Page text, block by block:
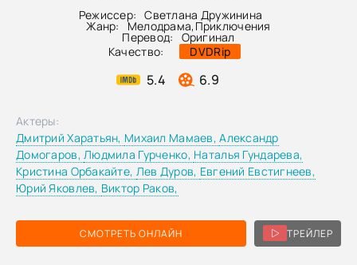
Режиссер: Светлана Дружинина
Жанр: Мелодрама, Приключения
Перевод:
Оригинал
Качество:
DVDRip
5.4 6.9
СМОТРЕТЬ ОНЛАЙН ТРЕЙЛЕР
Актеры:
Дмитрий Харатьян, Михаил Мамаев,Александр
Домогаров,Людмила Гурченко, Наталья Гундарева,
Кристина Орбакайте, Лев Дуров, Евгений Евстигнеев,
Юрий Яковлев, Виктор Раков,